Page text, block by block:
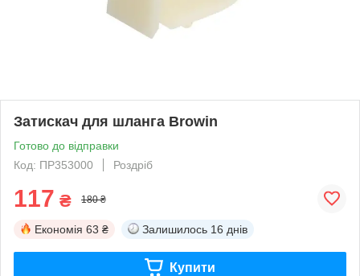
Затискач для шланга Browin
Готово до відправки
Код: ПР353000
Роздріб
117 ₴ 180 ₴
Економія 63 ₴ Залишилось 16 днів
Купити